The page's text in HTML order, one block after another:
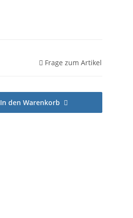
Frage zum Artikel
In den Warenkorb